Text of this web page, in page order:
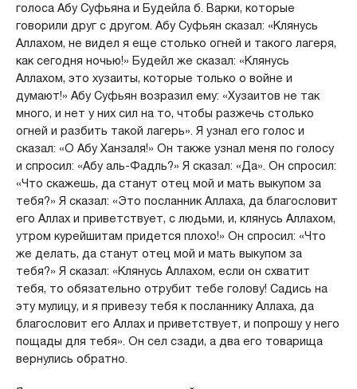
голоса Абу Суфьяна и Будейла б. Варки, которые
говорили друг с другом. Абу Суфьян сказал: «Клянусь
Аллахом, не видел я еще столько огней и такого лагеря,
как сегодня ночью!» Будейл же сказал: «Клянусь
Аллахом, это хузаиты, которые только о войне и
думают!» Абу Суфьян возразил ему: «Хузаитов не так
много, и нет у них сил на то, чтобы разжечь столько
огней и разбить такой лагерь». Я узнал его голос и
сказал: «О Абу Ханзаля!» Он также узнал меня по голосу
и спросил: «Абу аль-Фадль?» Я сказал: «Да». Он спросил:
«Что скажешь, да станут отец мой и мать выкупом за
тебя?» Я сказал: «Это посланник Аллаха, да благословит
его Аллах и приветствует, с людьми, и, клянусь Аллахом,
утром курейшитам придется плохо!» Он спросил: «Что
же делать, да станут отец мой и мать выкупом за
тебя?» Я сказал: «Клянусь Аллахом, если он схватит
тебя, то обязательно отрубит тебе голову! Садись на
эту мулицу, и я привезу тебя к посланнику Аллаха, да
благословит его Аллах и приветствует, и попрошу у него
пощады для тебя». Он сел сзади, а два его товарища
вернулись обратно.